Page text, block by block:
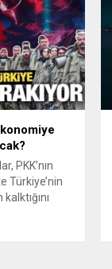
töreninde
tarafların
bir
ve
PKK’nın
Türkiye’nin
sunduğunu